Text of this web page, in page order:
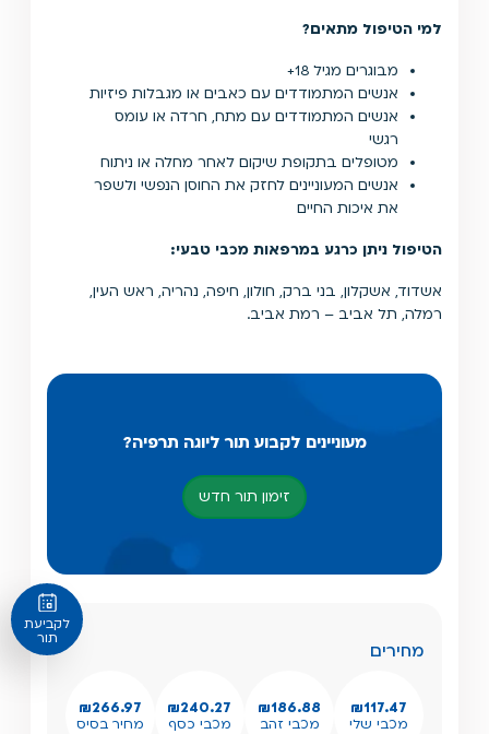
לקביעת
תור
למי הטיפול מתאים?
מבוגרים מגיל 18+
אנשים המתמודדים עם כאבים או מגבלות פיזיות
אנשים המתמודדים עם מתח, חרדה או עומס
רגשי
מטופלים בתקופת שיקום לאחר מחלה או ניתוח
אנשים המעוניינים לחזק את החוסן הנפשי ולשפר
את איכות החיים
הטיפול ניתן כרגע במרפאות מכבי טבעי:
אשדוד, אשקלון, בני ברק, חולון, חיפה, נהריה, ראש העין,
רמלה, תל אביב – רמת אביב.
מעוניינים לקבוע תור ליוגה תרפיה?
זימון תור חדש
מחירים
₪117.47
מכבי שלי
₪186.88
מכבי זהב
₪240.27
מכבי כסף
₪266.97
מחיר בסיס